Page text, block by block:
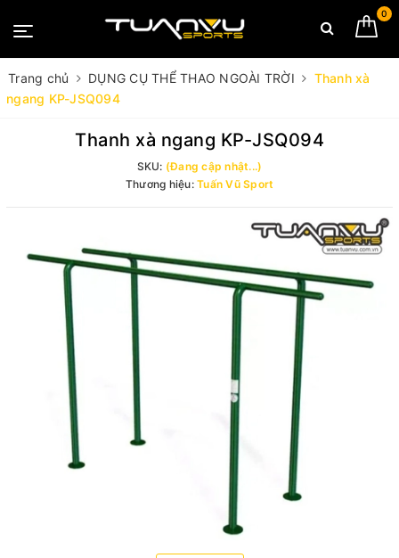
0
Trang chủ DỤNG CỤ THỂ THAO NGOÀI TRỜI
Thanh xà
ngang KP-JSQ094
Thanh xà ngang KP-JSQ094
SKU: (Đang cập nhật...)
Thương hiệu: Tuấn Vũ Sport